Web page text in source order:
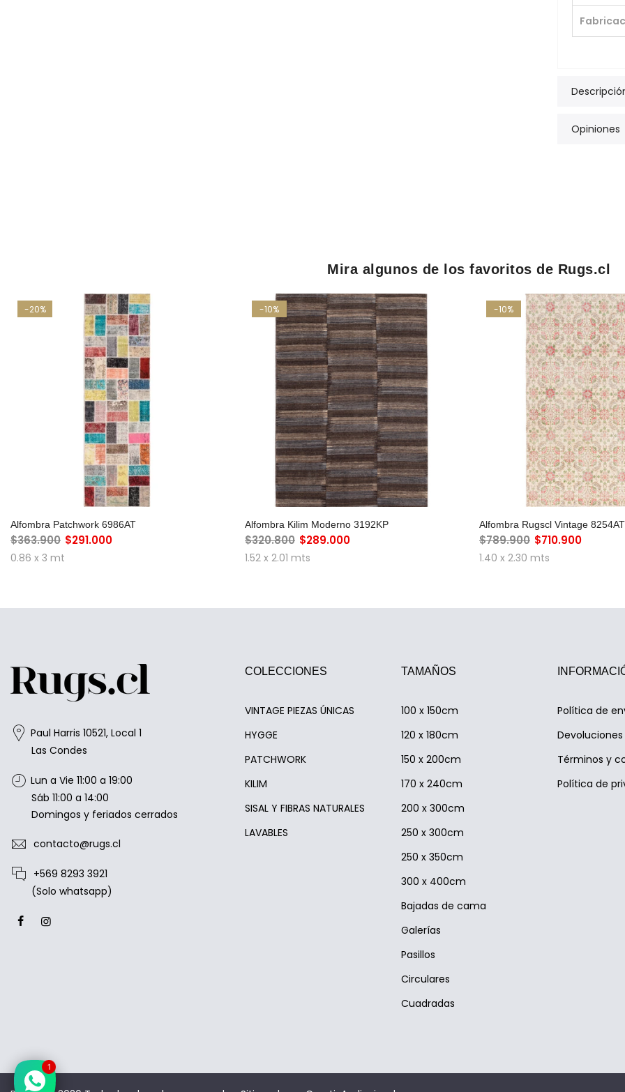
Opiniones
Mira algunos de los favoritos de Rugs.cl
-20%
AGREGAR AL CARRO
Alfombra Patchwork 6986AT
$363.900 $291.000
0.86 x 3 mt
-10%
AGREGAR AL CARRO
Alfombra Kilim Moderno 3192KP
$320.800 $289.000
1.52 x 2.01 mts
-10%
AGREGAR AL
Alfombra Rugscl Vintage 8254AT
$789.900 $710.900
1.40 x 2.30 mts
Paul Harris 10521, Local 1
Las Condes
Lun a Vie 11:00 a 19:00
Sáb 11:00 a 14:00
Domingos y feriados cerrados
contacto@rugs.cl
+569 8293 3921
(Solo whatsapp)
COLECCIONES
VINTAGE PIEZAS ÚNICAS
HYGGE
PATCHWORK
KILIM
SISAL Y FIBRAS NATURALES
LAVABLES
TAMAÑOS
100 x 150cm
120 x 180cm
150 x 200cm
170 x 240cm
200 x 300cm
250 x 300cm
250 x 350cm
300 x 400cm
Bajadas de cama
Galerías
Pasillos
Circulares
Cuadradas
Política de
Términos y
Política de
1